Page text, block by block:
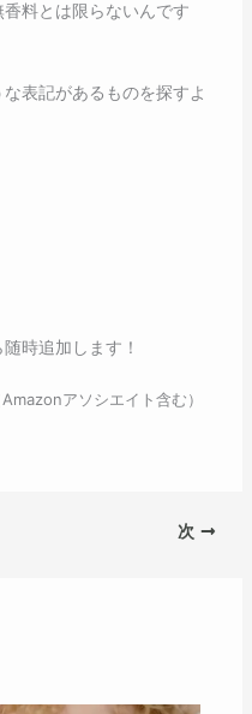
料とは限らないんです
表記があるものを探すよ
時追加します！
アソシエイト含む）
次